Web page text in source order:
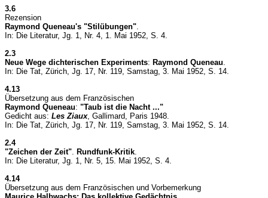
3.6
Rezension
Raymond Queneau's "Stilübungen".
In: Die Literatur, Jg. 1, Nr. 4, 1. Mai 1952, S. 4.
2.3
Neue Wege dichterischen Experiments: Raymond Queneau.
In: Die Tat, Zürich, Jg. 17, Nr. 119, Samstag, 3. Mai 1952, S. 14.
4.13
Übersetzung aus dem Französischen
Raymond Queneau: "Taub ist die Nacht ..."
Gedicht aus: Les Ziaux, Gallimard, Paris 1948.
In: Die Tat, Zürich, Jg. 17, Nr. 119, Samstag, 3. Mai 1952, S. 14.
2.4
"Zeichen der Zeit". Rundfunk-Kritik.
In: Die Literatur, Jg. 1, Nr. 5, 15. Mai 1952, S. 4.
4.14
Übersetzung aus dem Französischen und Vorbemerkung